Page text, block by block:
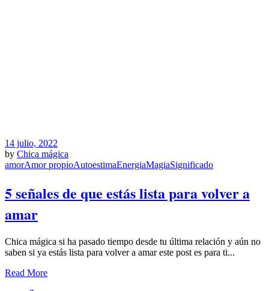
14 julio, 2022
by Chica mágica
amorAmor propioAutoestimaEnergiaMagiaSignificado
5 señales de que estás lista para volver a
amar
Chica mágica si ha pasado tiempo desde tu última relación y aún no
saben si ya estás lista para volver a amar este post es para ti...
Read More